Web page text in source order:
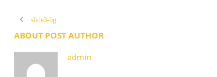
slide3-bg
ABOUT POST AUTHOR
admin